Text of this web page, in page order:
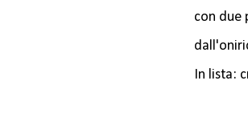
con due
In lista: